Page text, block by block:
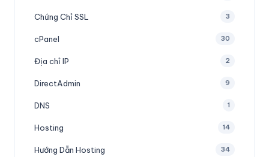
Chứng Chỉ SSL 3
cPanel 30
Địa chỉ IP 2
DirectAdmin 9
DNS 1
Hosting 14
Hướng Dẫn Hosting 34